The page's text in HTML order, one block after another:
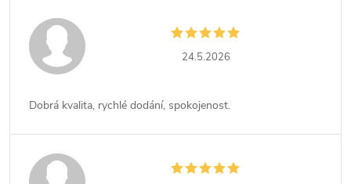
24.5.2026
Dobrá kvalita, rychlé dodání, spokojenost.